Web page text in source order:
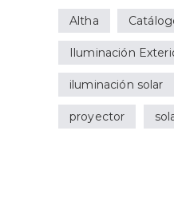
Altha
Iluminación
iluminación solar
proyector